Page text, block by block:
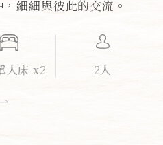
細細與彼此的交流。
人床 x2 2人